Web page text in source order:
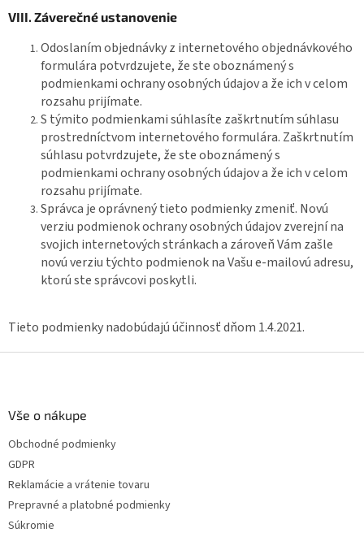
VIII. Záverečné ustanovenie
Odoslaním objednávky z internetového objednávkového
formulára potvrdzujete, že ste oboznámený s
podmienkami ochrany osobných údajov a že ich v celom
rozsahu prijímate.
S týmito podmienkami súhlasíte zaškrtnutím súhlasu
prostredníctvom internetového formulára. Zaškrtnutím
súhlasu potvrdzujete, že ste oboznámený s
podmienkami ochrany osobných údajov a že ich v celom
rozsahu prijímate.
Správca je oprávnený tieto podmienky zmeniť. Novú
verziu podmienok ochrany osobných údajov zverejní na
svojich internetových stránkach a zároveň Vám zašle
novú verziu týchto podmienok na Vašu e-mailovú adresu,
ktorú ste správcovi poskytli.
Tieto podmienky nadobúdajú účinnosť dňom 1.4.2021.
Vše o nákupe
Obchodné podmienky
GDPR
Reklamácie a vrátenie tovaru
Prepravné a platobné podmienky
Súkromie